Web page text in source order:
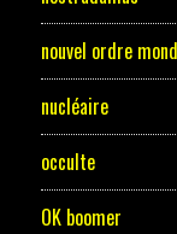
nouvel ordre
nucléaire
occulte
OK boomer